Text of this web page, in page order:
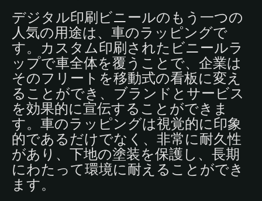
デジタル印刷ビニールのもう一つの
人気の用途は、車のラッピングで
す。カスタム印刷されたビニールラ
ップで車全体を覆うことで、企業は
そのフリートを移動式の看板に変え
ることができ、ブランドとサービス
を効果的に宣伝することができま
す。車のラッピングは視覚的に印象
的であるだけでなく、非常に耐久性
があり、下地の塗装を保護し、長期
にわたって環境に耐えることができ
ます。